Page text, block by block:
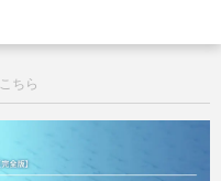
ちら